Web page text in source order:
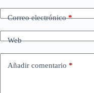
Correo electrónico*
Web
Añadir comentario *